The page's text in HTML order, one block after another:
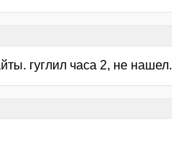
гуглил часа 2, не нашел.